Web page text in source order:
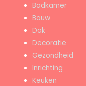
Badkamer
Bouw
Dak
Decoratie
Gezondheid
Inrichting
Keuken